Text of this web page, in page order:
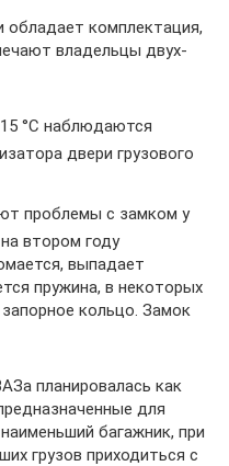
комплектация,
владельцы двух-
°С наблюдаются
двери грузового
проблемы с замком у
втором году
выпадает
пружина, в некоторых
кольцо. Замок
планировалась как
для
багажник, при
грузов приходиться с